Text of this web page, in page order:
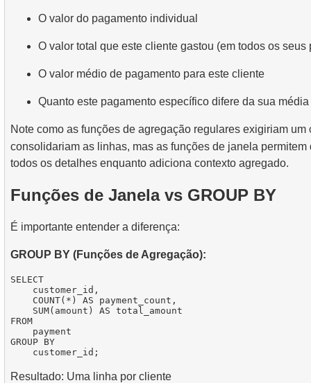
O valor do pagamento individual
O valor total que este cliente gastou (em todos os seus
O valor médio de pagamento para este cliente
Quanto este pagamento específico difere da sua média
Note como as funções de agregação regulares exigiriam um
consolidariam as linhas, mas as funções de janela permitem
todos os detalhes enquanto adiciona contexto agregado.
Funções de Janela vs GROUP BY
É importante entender a diferença:
GROUP BY (Funções de Agregação):
SELECT
    customer_id,
    COUNT(*) AS payment_count,
    SUM(amount) AS total_amount
FROM
    payment
GROUP BY
Resultado: Uma linha por cliente